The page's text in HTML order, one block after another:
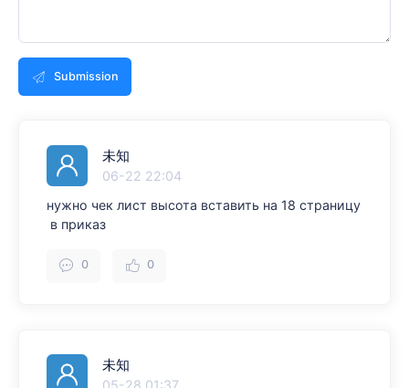
Submission
未知
06-22 22:04
нужно чек лист высота вставить на 18 страницу
в приказ
0 0
未知
05-28 01:37